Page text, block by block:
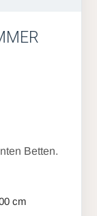
Betten.
cm